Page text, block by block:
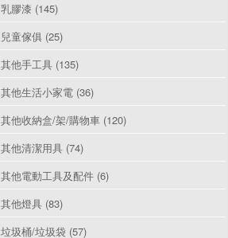
乳膠漆 (145)
兒童傢俱 (25)
其他手工具 (135)
其他生活小家電 (36)
其他收納盒/架/購物車 (120)
其他清潔用具 (74)
其他電動工具及配件 (6)
其他燈具 (83)
垃圾桶/垃圾袋 (57)